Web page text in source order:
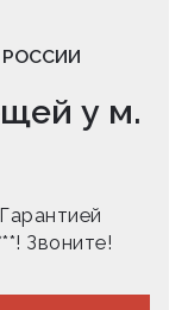
у м.
Звоните!